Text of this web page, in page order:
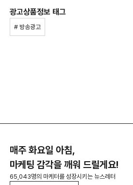
광고상품정보 태그
# 방송광고
매주 화요일 아침,
마케팅 감각을 깨워 드릴게요!
65,043명의 마케터를 성장시키는 뉴스레터